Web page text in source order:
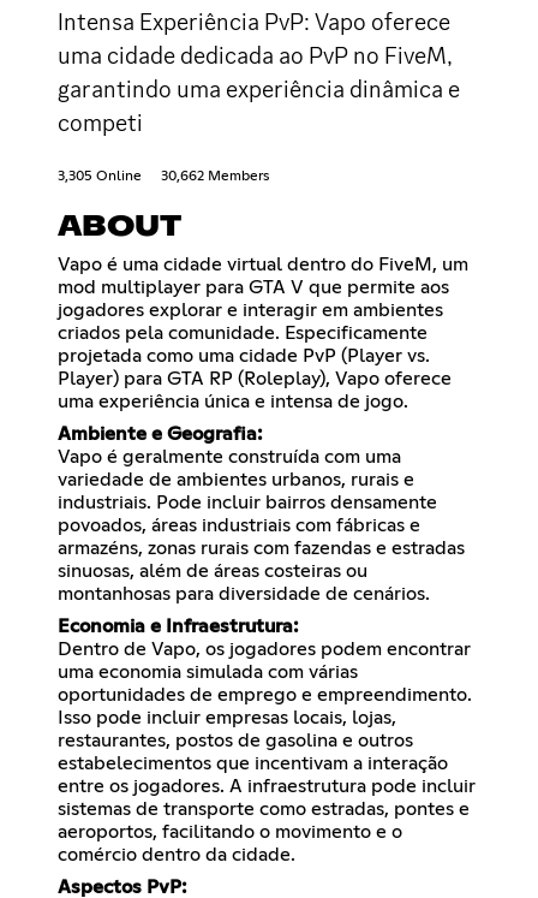
Intensa Experiência PvP: Vapo oferece
uma cidade dedicada ao PvP no FiveM,
garantindo uma experiência dinâmica e
competi
3,305 Online 30,662 Members
ABOUT
Vapo é uma cidade virtual dentro do FiveM, um
mod multiplayer para GTA V que permite aos
jogadores explorar e interagir em ambientes
criados pela comunidade. Especificamente
projetada como uma cidade PvP (Player vs.
Player) para GTA RP (Roleplay), Vapo oferece
uma experiência única e intensa de jogo.
Ambiente e Geografia:
Vapo é geralmente construída com uma
variedade de ambientes urbanos, rurais e
industriais. Pode incluir bairros densamente
povoados, áreas industriais com fábricas e
armazéns, zonas rurais com fazendas e estradas
sinuosas, além de áreas costeiras ou
montanhosas para diversidade de cenários.
Economia e Infraestrutura:
Dentro de Vapo, os jogadores podem encontrar
uma economia simulada com várias
oportunidades de emprego e empreendimento.
Isso pode incluir empresas locais, lojas,
restaurantes, postos de gasolina e outros
estabelecimentos que incentivam a interação
entre os jogadores. A infraestrutura pode incluir
sistemas de transporte como estradas, pontes e
aeroportos, facilitando o movimento e o
comércio dentro da cidade.
Aspectos PvP: